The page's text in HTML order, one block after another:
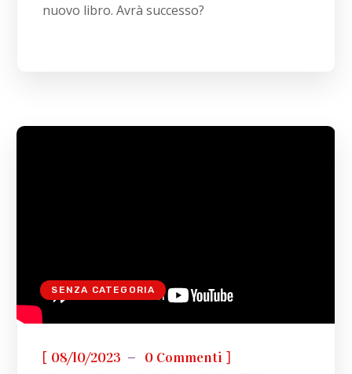
nuovo libro. Avrà successo?
SENZA CATEGORIA
[ 08/10/2023 0 Commenti ]